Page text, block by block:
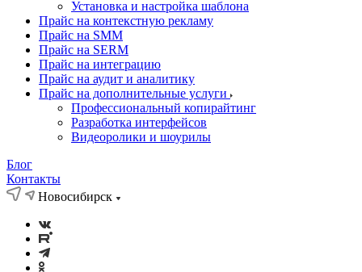
Установка и настройка шаблона
Прайс на контекстную рекламу
Прайс на SMM
Прайс на SERM
Прайс на интеграцию
Прайс на аудит и аналитику
Прайс на дополнительные услуги
Профессиональный копирайтинг
Разработка интерфейсов
Видеоролики и шоурилы
Блог
Контакты
Новосибирск